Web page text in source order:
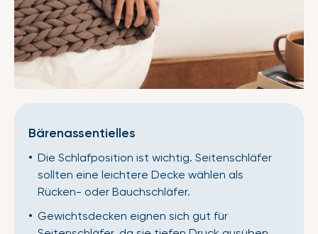
Bärenassentielles
Die Schlafposition ist wichtig. Seitenschläfer
sollten eine leichtere Decke wählen als
Rücken- oder Bauchschläfer.
Gewichtsdecken eignen sich gut für